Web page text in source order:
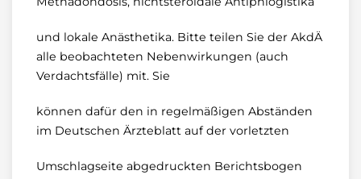
und lokale Anästhetika. Bitte teilen Sie der AkdÄ
alle beobachteten Nebenwirkungen (auch
Verdachtsfälle) mit. Sie
können dafür den in regelmäßigen Abständen
im Deutschen Ärzteblatt auf der vorletzten
Umschlagseite abgedruckten Berichtsbogen